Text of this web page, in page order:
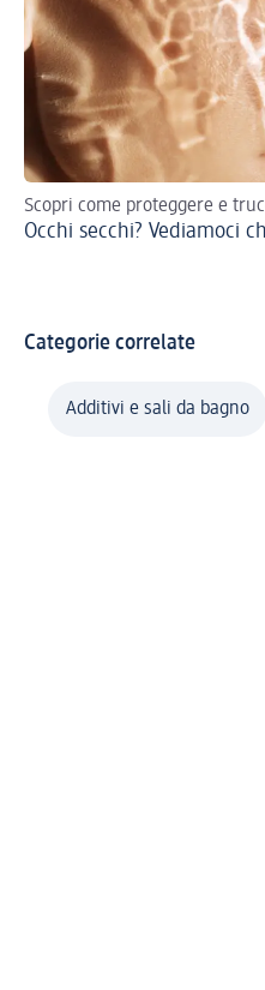
Scopri come proteggere e
Occhi secchi? Vediamoci
Categorie correlate
Additivi e sali da bagno